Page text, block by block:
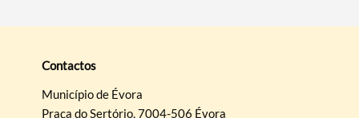
Contactos
Município de Évora
Praça do Sertório, 7004-506 Évora